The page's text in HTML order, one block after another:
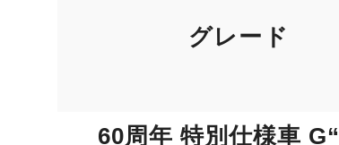
グレード
60周年 特別仕様車